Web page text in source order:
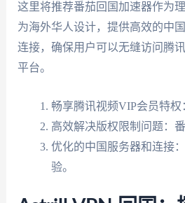
这里将推荐番茄回国加速器作为
为海外华人设计，提供高效的中
连接，确保用户可以无缝访问腾
平台。
畅享腾讯视频VIP会员特权
高效解决版权限制问题：
优化的中国服务器和连接
验。